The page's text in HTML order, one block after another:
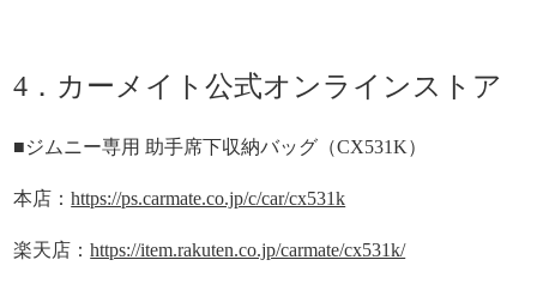
4．カーメイト公式オンラインストア
■ジムニー専用 助手席下収納バッグ（CX531K）
本店：https://ps.carmate.co.jp/c/car/cx531k
楽天店：https://item.rakuten.co.jp/carmate/cx531k/